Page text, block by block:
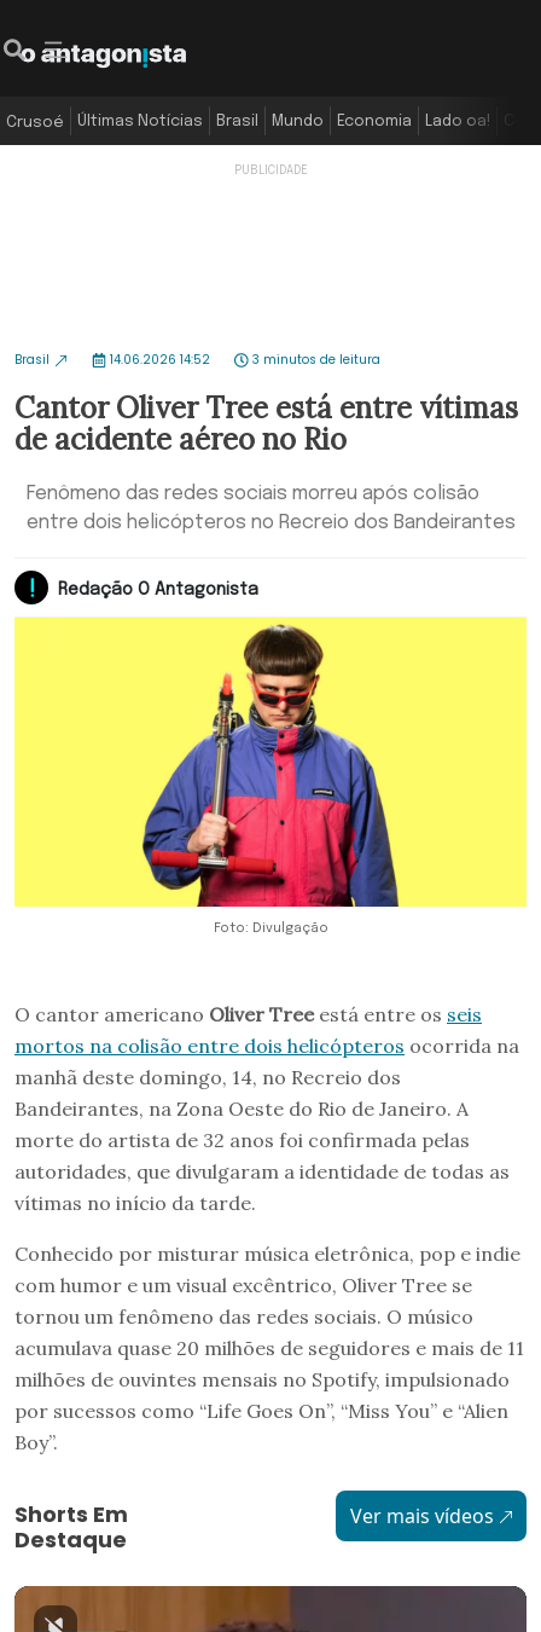
Crusoé Últimas Notícias Brasil Mundo Economia Lado oa!
Brasil 14.06.2026 14:52 3 minutos de leitura
Cantor Oliver Tree está entre vítimas
de acidente aéreo no Rio
Fenômeno das redes sociais morreu após colisão
entre dois helicópteros no Recreio dos Bandeirantes
Redação O Antagonista
Foto: Divulgação
O cantor americano Oliver Treeestá entre os seis
mortos na colisão entre dois helicópteros ocorrida na
manhã deste domingo, 14, no Recreio dos
Bandeirantes, na Zona Oeste do Rio de Janeiro. A
morte do artista de 32 anos foi confirmada pelas
autoridades, que divulgaram a identidade de todas as
vítimas no início da tarde.
Conhecido por misturar música eletrônica, pop e indie
com humor e um visual excêntrico, Oliver Tree se
tornou um fenômeno das redes sociais. O músico
acumulava quase 20 milhões de seguidores e mais de 11
milhões de ouvintes mensais no Spotify, impulsionado
por sucessos como “Life Goes On”, “Miss You” e “Alien
Boy”.
Shorts Em
Destaque
Ver mais vídeos